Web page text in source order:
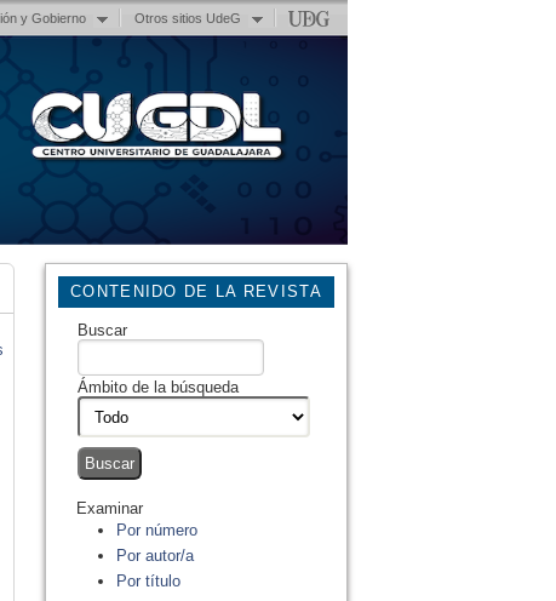
y Gobierno Otros sitios UdeG
CONTENIDO DE LA REVISTA
Buscar
Ámbito de la búsqueda
Examinar
Por número
Por autor/a
Por título